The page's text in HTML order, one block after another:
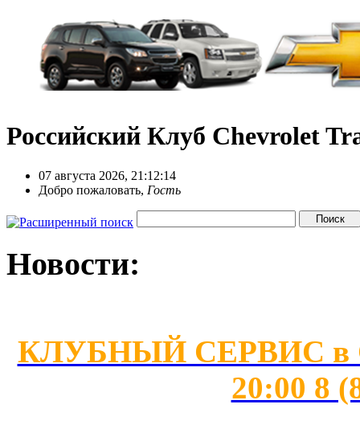
Российский Клуб Chevrolet
07 августа 2026, 21:12:14
Добро пожаловать, Гость
Новости:
КЛУБНЫЙ СЕРВИС в
20:00 8